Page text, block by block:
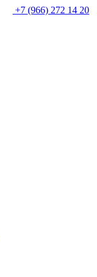
+7 (966) 272 14 20